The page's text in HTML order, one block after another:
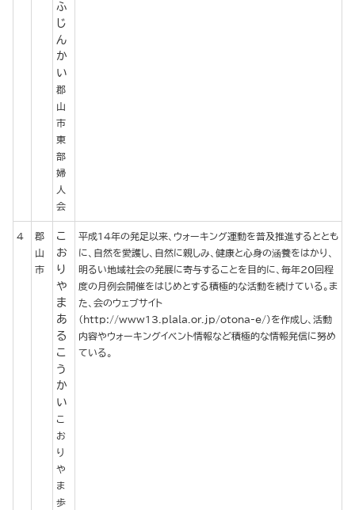
ふ
じ
ん
か
い
郡
山
市
東
部
婦
人
会
4
郡
山
市
こ
お
り
や
ま
あ
る
こ
う
か
い
こ
お
り
や
ま
歩
平成14年の発足以来、ウォーキング運動を普及推進するととも
に、自然を愛護し、自然に親しみ、健康と心身の涵養をはかり、
明るい地域社会の発展に寄与することを目的に、毎年20回程
度の月例会開催をはじめとする積極的な活動を続けている。ま
た、会のウェブサイト
（http://www13.plala.or.jp/otona-e/）を作成し、活動
内容やウォーキングイベント情報など積極的な情報発信に努め
ている。